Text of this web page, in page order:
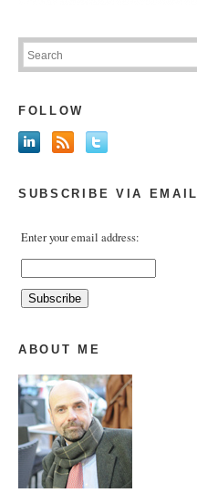
FOLLOW
SUBSCRIBE VIA EMAIL
Enter your email address:
ABOUT ME